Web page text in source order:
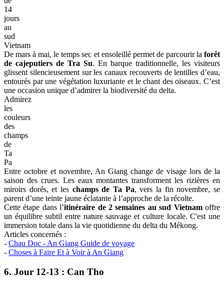
14
jours
au
sud
Vietnam
De mars à mai, le temps sec et ensoleillé permet de parcourir la forêt
de cajeputiers de Tra Su. En barque traditionnelle, les visiteurs
glissent silencieusement sur les canaux recouverts de lentilles d’eau,
entourés par une végétation luxuriante et le chant des oiseaux. C’est
une occasion unique d’admirer la biodiversité du delta.
Admirez
les
couleurs
des
champs
de
Ta
Pa
Entre octobre et novembre, An Giang change de visage lors de la
saison des crues. Les eaux montantes transforment les rizières en
miroirs dorés, et les champs de Ta Pa, vers la fin novembre, se
parent d’une teinte jaune éclatante à l’approche de la récolte.
Cette étape dans l’itinéraire de 2 semaines au sud Vietnamoffre
un équilibre subtil entre nature sauvage et culture locale. C'est une
immersion totale dans la vie quotidienne du delta du Mékong.
Articles concernés :
- Chau Doc - An Giang Guide de voyage
- Choses à Faire Et à Voir à An Giang
6. Jour 12-13 : Can Tho